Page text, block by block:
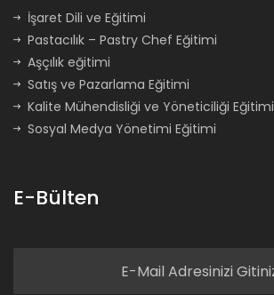
İşaret Dili ve Eğitimi
Pastacılık – Pastry Chef Eğitimi
Aşçılık eğitimi
Satış ve Pazarlama Eğitimi
Kalite Mühendisliği ve Yöneticiliği Eğitimi
Sosyal Medya Yönetimi Eğitimi
E-Bülten